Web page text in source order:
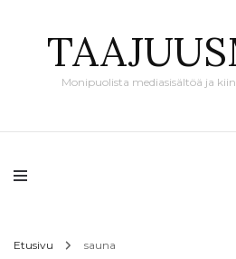
Monipuolista mediasisältöä ja
Etusivu sauna